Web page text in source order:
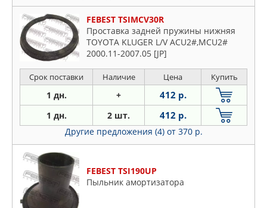
FEBEST TSIMCV30R
Проставка задней пружины нижняя
TOYOTA KLUGER L/V ACU2#,MCU2#
2000.11-2007.05 [JP]
Срок поставки Наличие Цена Купить
1 дн. + 412 р.
1 дн. 2 шт. 412 р.
Другие предложения (4) от 370 р.
FEBEST TSI190UP
Пыльник амортизатора